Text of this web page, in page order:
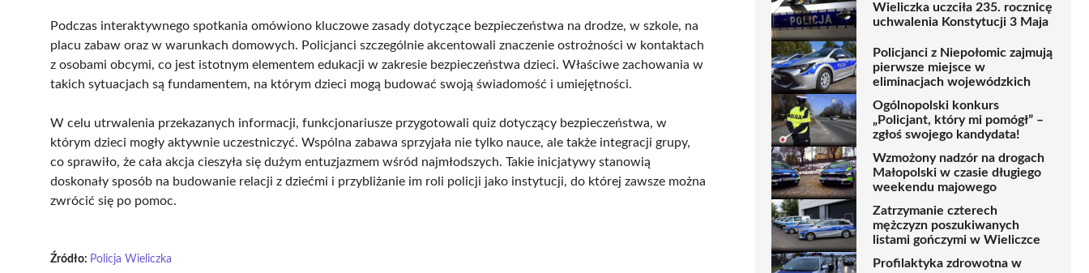
Podczas interaktywnego spotkania omówiono kluczowe zasady dotyczące bezpieczeństwa na drodze, w szkole, na
placu zabaw oraz w warunkach domowych. Policjanci szczególnie akcentowali znaczenie ostrożności w kontaktach
z osobami obcymi, co jest istotnym elementem edukacji w zakresie bezpieczeństwa dzieci. Właściwe zachowania w
takich sytuacjach są fundamentem, na którym dzieci mogą budować swoją świadomość i umiejętności.
W celu utrwalenia przekazanych informacji, funkcjonariusze przygotowali quiz dotyczący bezpieczeństwa, w
którym dzieci mogły aktywnie uczestniczyć. Wspólna zabawa sprzyjała nie tylko nauce, ale także integracji grupy,
co sprawiło, że cała akcja cieszyła się dużym entuzjazmem wśród najmłodszych. Takie inicjatywy stanowią
doskonały sposób na budowanie relacji z dziećmi i przybliżanie im roli policji jako instytucji, do której zawsze można
zwrócić się po pomoc.
Źródło: Policja Wieliczka
Wieliczka uczciła 235. rocznicę
uchwalenia Konstytucji 3 Maja
Policjanci z Niepołomic zajmują
pierwsze miejsce w
eliminacjach wojewódzkich
Ogólnopolski konkurs
„Policjant, który mi pomógł” –
zgłoś swojego kandydata!
Wzmożony nadzór na drogach
Małopolski w czasie długiego
weekendu majowego
Zatrzymanie czterech
mężczyzn poszukiwanych
listami gończymi w Wieliczce
Profilaktyka zdrowotna w